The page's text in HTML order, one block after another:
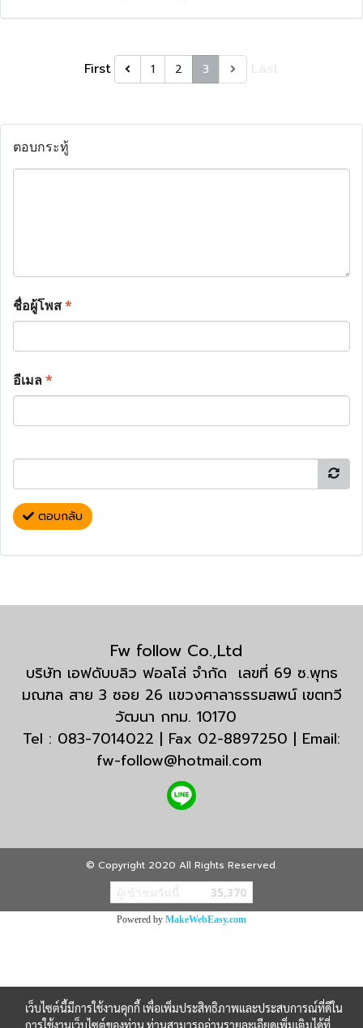
First 1 2 3
ตอบกระทู้
ชื่อผู้โพส*
อีเมล*
ตอบกลับ
Fw follow Co.,Ltd
บริษัท เอฟดับบลิว ฟอลโล่ จำกัด เลขที่ 69 ซ.พุทธ
มณฑล สาย 3 ซอย 26 แขวงศาลาธรรมสพน์ เขตทวี
วัฒนา กทม. 10170
Tel : 083-7014022 | Fax 02-8897250 | Email:
fw-follow@hotmail.com
© Copyright 2020 All Rights Reserved.
ผู้เข้าชมวันนี้ 35,370
Powered by MakeWebEasy.com
เว็บไซต์นี้มีการใช้งานคุกกี้ เพื่อเพิ่มประสิทธิภาพและประสบการณ์ที่ดีใน
การใช้งานเว็บไซต์ของท่าน ท่านสามารถอ่านรายละเอียดเพิ่มเติมได้ที่